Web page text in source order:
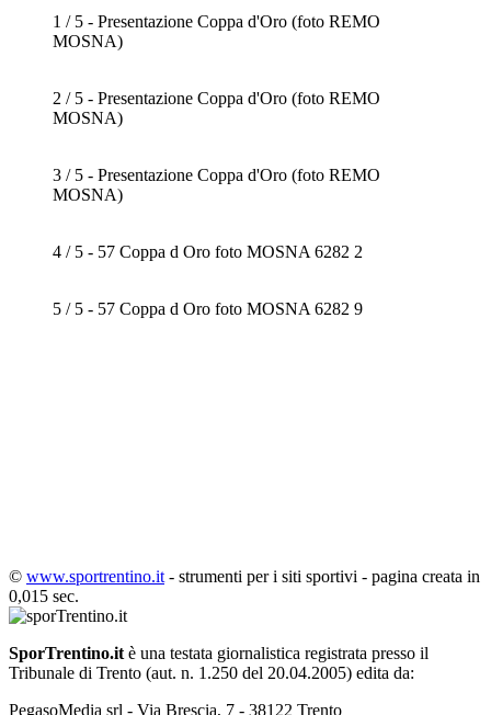
1 / 5 - Presentazione Coppa d'Oro (foto REMO
MOSNA)
2 / 5 - Presentazione Coppa d'Oro (foto REMO
MOSNA)
3 / 5 - Presentazione Coppa d'Oro (foto REMO
MOSNA)
4 / 5 - 57 Coppa d Oro foto MOSNA 6282 2
5 / 5 - 57 Coppa d Oro foto MOSNA 6282 9
© www.sportrentino.it - strumenti per i siti sportivi - pagina creata in
0,015 sec.
SporTrentino.it è una testata giornalistica registrata presso il
Tribunale di Trento (aut. n. 1.250 del 20.04.2005) edita da:
PegasoMedia srl - Via Brescia, 7 - 38122 Trento